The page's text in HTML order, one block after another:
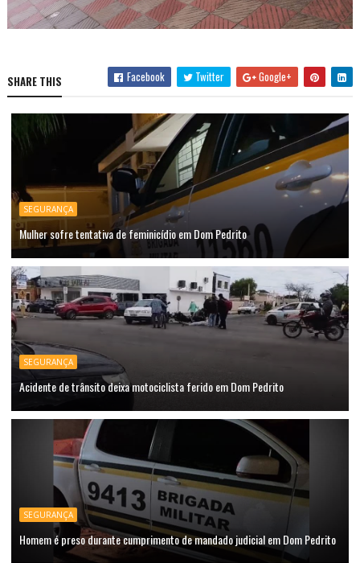
SHARE THIS Facebook Twitter Google+
SEGURANÇA
Mulher sofre tentativa de feminicídio em Dom Pedrito
SEGURANÇA
Acidente de trânsito deixa motociclista ferido em Dom Pedrito
SEGURANÇA
Homem é preso durante cumprimento de mandado judicial em Dom Pedrito